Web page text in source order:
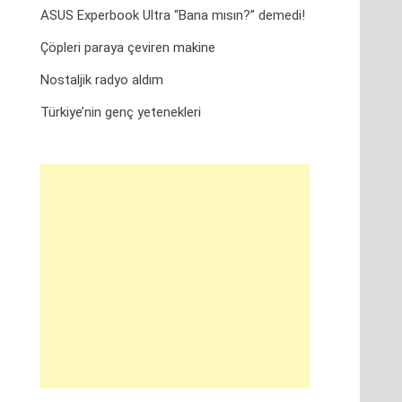
ASUS Experbook Ultra “Bana mısın?” demedi!
Çöpleri paraya çeviren makine
Nostaljik radyo aldım
Türkiye’nin genç yetenekleri